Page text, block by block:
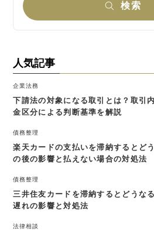
検索
人気記事
企業法務
下請法の対象になる取引とは？取引
金区分による判断基準を解説
債務整理
楽天カードの支払いを滞納するとど
の後の影響と払えない場合の対処法
債務整理
三井住友カードを滞納するとどうな
遅れの影響と対処法
法律相談